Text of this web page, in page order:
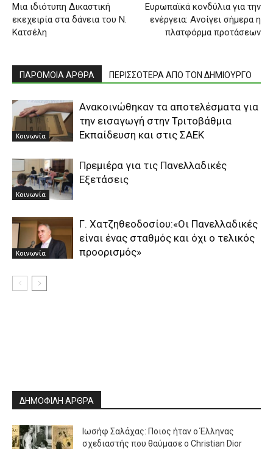
Μια ιδιότυπη Δικαστική
εκεχειρία στα δάνεια του Ν.
Κατσέλη
Ευρωπαϊκά κονδύλια για την
ενέργεια: Ανοίγει σήμερα η
πλατφόρμα προτάσεων
ΠΑΡΟΜΟΙΑ ΑΡΘΡΑ ΠΕΡΙΣΣΟΤΕΡΑ ΑΠΟ ΤΟΝ ΔΗΜΙΟΥΡΓΟ
Κοινωνία
Ανακοινώθηκαν τα αποτελέσματα για
την εισαγωγή στην Τριτοβάθμια
Εκπαίδευση και στις ΣΑΕΚ
Κοινωνία
Πρεμιέρα για τις Πανελλαδικές
Εξετάσεις
Κοινωνία
Γ. Χατζηθεοδοσίου:«Οι Πανελλαδικές
είναι ένας σταθμός και όχι ο τελικός
προορισμός»
ΔΗΜΟΦΙΛΗ ΑΡΘΡΑ
Ιωσήφ Σαλάχας: Ποιος ήταν ο Έλληνας
σχεδιαστής που θαύμασε ο Christian Dior